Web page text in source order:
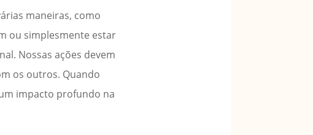
maneiras, como
ou simplesmente estar
Nossas ações devem
os outros. Quando
impacto profundo na